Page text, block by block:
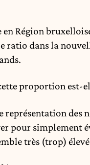
Région
ratio dans la
proportion est-
représentation des
pour simplement
très (trop)